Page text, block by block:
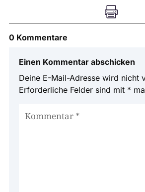

0 Kommentare
Einen Kommentar abschicken
Deine E-Mail-Adresse wird nicht
Erforderliche Felder sind mit *